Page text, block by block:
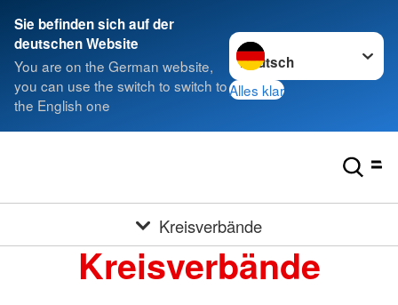
Sie befinden sich auf der
deutschen Website
You are on the German website,
you can use the switch to switch to
the English one
Sprache wechseln zu
Alles klar
Kreisverbände
Kreisverbände